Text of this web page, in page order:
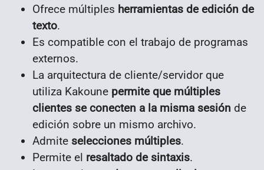
Ofrece múltiples herramientas de edición de
texto.
Es compatible con el trabajo de programas
externos.
La arquitectura de cliente/servidor que
utiliza Kakoune permite que múltiples
clientes se conecten a la misma sesión de
edición sobre un mismo archivo.
Admite selecciones múltiples.
Permite el resaltado de sintaxis.